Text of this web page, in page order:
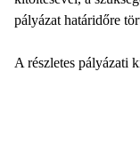
pályázat határidőre
A részletes pályázati